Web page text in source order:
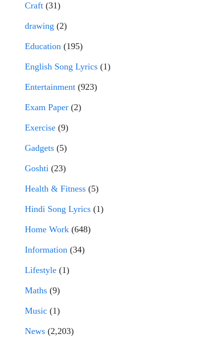
Craft (31)
drawing (2)
Education (195)
English Song Lyrics (1)
Entertainment (923)
Exam Paper (2)
Exercise (9)
Gadgets (5)
Goshti (23)
Health & Fitness (5)
Hindi Song Lyrics (1)
Home Work (648)
Information (34)
Lifestyle (1)
Maths (9)
Music (1)
News (2,203)